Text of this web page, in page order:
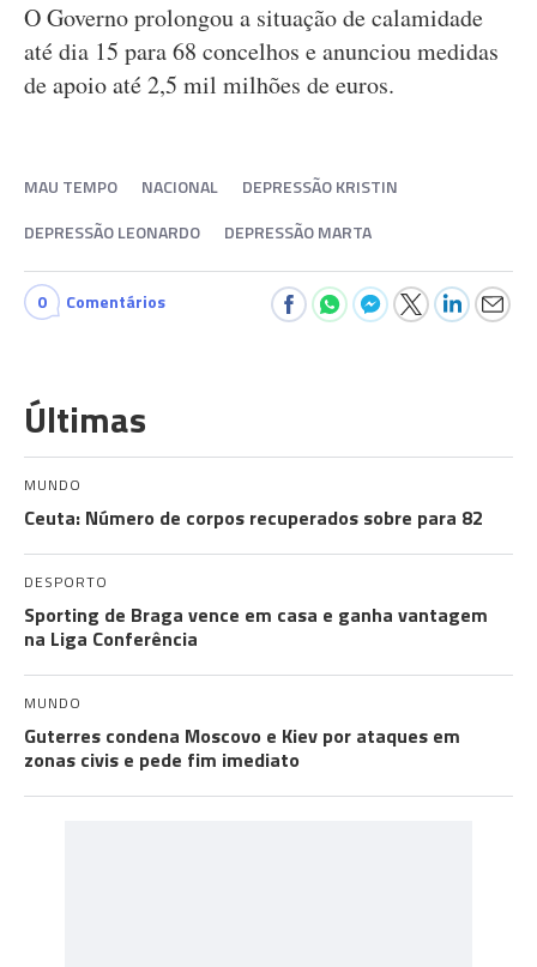
O Governo prolongou a situação de calamidade
até dia 15 para 68 concelhos e anunciou medidas
de apoio até 2,5 mil milhões de euros.
MAU TEMPO NACIONAL
DEPRESSÃO KRISTIN
DEPRESSÃO LEONARDO
DEPRESSÃO MARTA
0 Comentários
Últimas
MUNDO
Ceuta: Número de corpos recuperados sobre para 82
DESPORTO
Sporting de Braga vence em casa e ganha vantagem
na Liga Conferência
MUNDO
Guterres condena Moscovo e Kiev por ataques em
zonas civis e pede fim imediato